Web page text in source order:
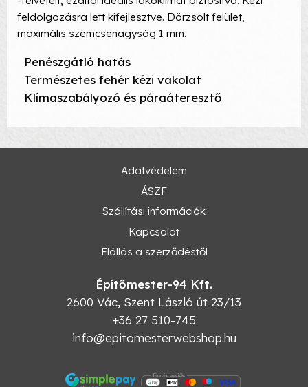
feldolgozásra lett kifejlesztve. Dörzsölt felület,
maximális szemcsenagyság 1 mm.
Penészgátló hatás
Természetes fehér kézi vakolat
Klímaszabályozó és páraáteresztő
Adatvédelem
ÁSZF
Szállítási információk
Kapcsolat
Elállás a szerződéstől
Építőmester-94 Kft.
2600 Vác, Szent László út 23/13
+36 27 510-745
info@epitomesterwebshop.hu